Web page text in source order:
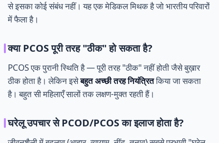
से इसका कोई संबंध नहीं। यह एक मेडिकल मिथक है जो भारतीय परिवारों
में फैला है।
क्या PCOS पूरी तरह "ठीक" हो सकता है?
PCOS एक पुरानी स्थिति है — पूरी तरह "ठीक" नहीं होती जैसे बुख़ार
ठीक होता है। लेकिन इसेबहुत अच्छी तरह नियंत्रितकिया जा सकता
है। बहुत सी महिलाएँ सालों तक लक्षण-मुक्त रहती हैं।
घरेलू उपचार से PCOD/PCOS का इलाज होता है?